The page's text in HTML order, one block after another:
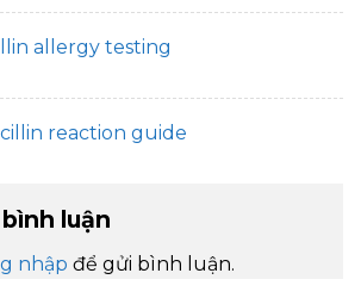
allergy testing
reaction guide
luận
nhập để gửi bình luận.